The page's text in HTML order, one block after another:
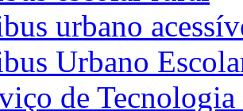
urbano
Urbano
de